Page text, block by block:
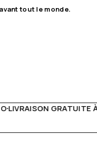
tout le monde.
DE 150€LIVE